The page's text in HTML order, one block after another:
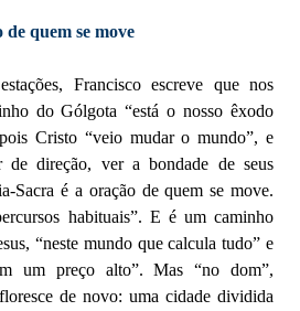
quem se move
Francisco escreve que nos
do Gólgota “está o nosso êxodo
Cristo “veio mudar o mundo”, e
de direção, ver a bondade de seus
Sacra é a oração de quem se move.
habituais”. E é um caminho
“neste mundo que calcula tudo” e
um preço alto”. Mas “no dom”,
de novo: uma cidade dividida